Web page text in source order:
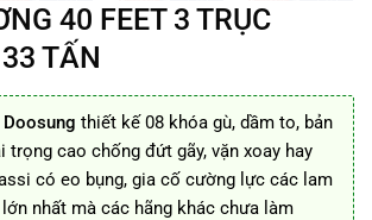
40 FEET 3 TRỤC
TẤN
thiết kế 08 khóa gù, dầm to, bản
trọng cao chống đứt gãy, vặn xoay hay
có eo bụng, gia cố cường lực các lam
nhất mà các hãng khác chưa làm